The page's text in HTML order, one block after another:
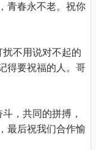
青春永不老。祝你
不用说对不起的
得要祝福的人。哥
，共同的拼搏，
最后祝我们合作愉